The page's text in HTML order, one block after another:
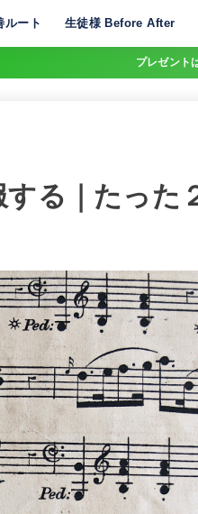
ルート 生徒様 Before After
プレゼント
る｜たった